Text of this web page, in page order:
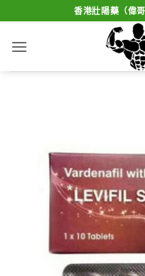
to
content
香港壯陽藥（偉